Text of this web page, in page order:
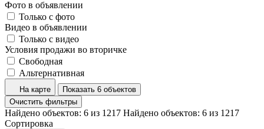
Фото в объявлении
Только с фото
Видео в объявлении
Только с видео
Условия продажи во вторичке
Свободная
Альтернативная
На карте
Показать 6 объектов
Очистить фильтры
Найдено объектов: 6 из 1217 Найдено объектов: 6 из 1217
Сортировка